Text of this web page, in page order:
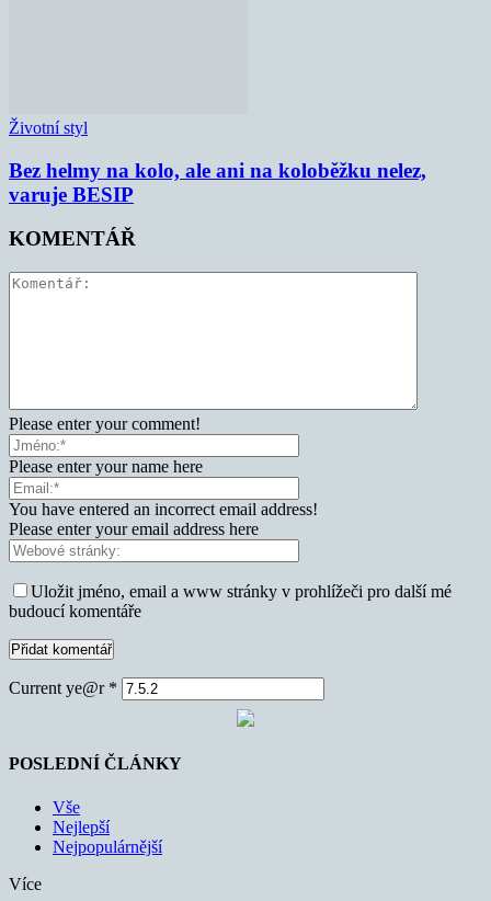
Životní styl
Bez helmy na kolo, ale ani na koloběžku nelez,
varuje BESIP
KOMENTÁŘ
Please enter your comment!
Please enter your name here
You have entered an incorrect email address!
Please enter your email address here
Uložit jméno, email a www stránky v prohlížeči pro další mé
budoucí komentáře
Current ye@r *
POSLEDNÍ ČLÁNKY
Vše
Nejlepší
Nejpopulárnější
Více